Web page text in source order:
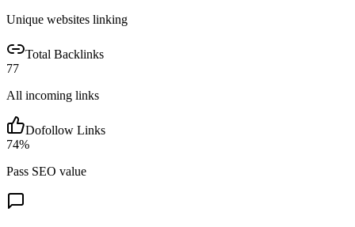
Unique websites linking
Total Backlinks
77
All incoming links
Dofollow Links
74%
Pass SEO value